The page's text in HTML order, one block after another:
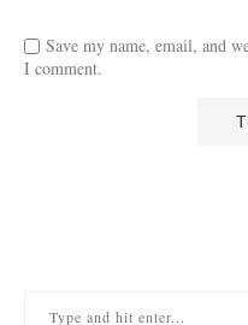
Save my name, email, and
I comment.